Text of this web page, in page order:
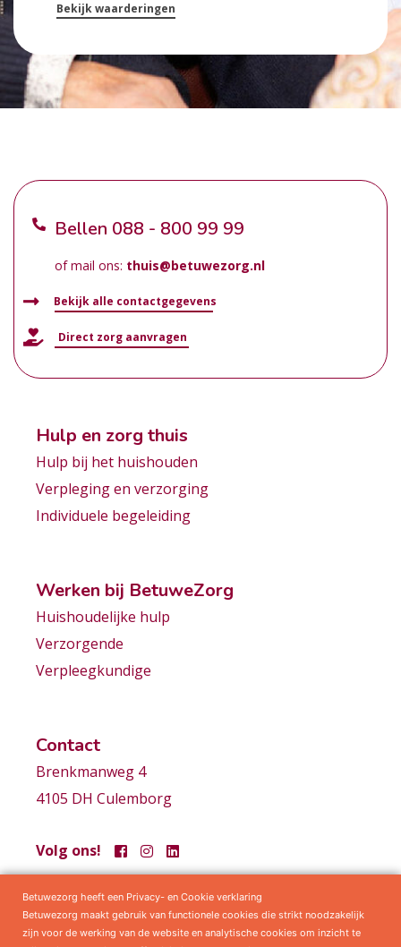
Bekijk waarderingen
Bellen 088 - 800 99 99
of mail ons: thuis@betuwezorg.nl
Bekijk alle contactgegevens
Direct zorg aanvragen
Hulp en zorg thuis
Hulp bij het huishouden
Verpleging en verzorging
Individuele begeleiding
Werken bij BetuweZorg
Huishoudelijke hulp
Verzorgende
Verpleegkundige
Contact
Brenkmanweg 4
4105 DH Culemborg
Volg ons!
Samenwerkingen Privacy statement Algemene voorwaarden
Betuwezorg heeft een Privacy- en Cookie verklaring
Betuwezorg maakt gebruik van functionele cookies die strikt noodzakelijk
zijn voor de werking van de website en analytische cookies om inzicht te